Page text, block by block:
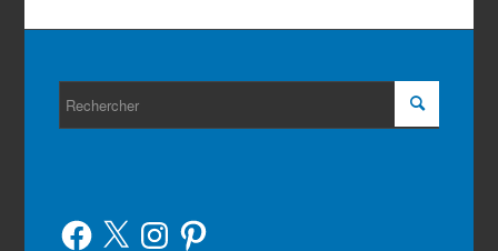
Facebook
X InstagramPinterest